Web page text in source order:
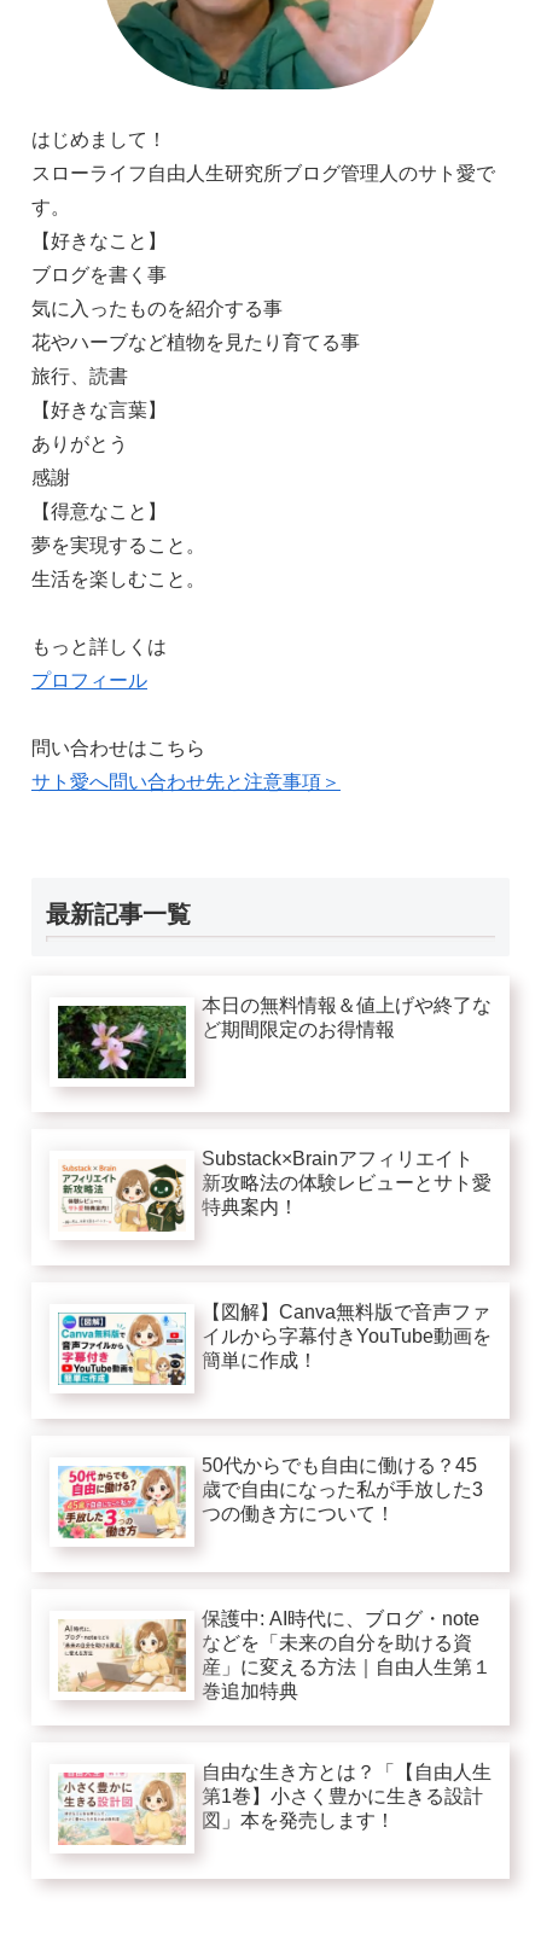
はじめまして！
スローライフ自由人生研究所ブログ管理人のサト愛で
す。
【好きなこと】
ブログを書く事
気に入ったものを紹介する事
花やハーブなど植物を見たり育てる事
旅行、読書
【好きな言葉】
ありがとう
感謝
【得意なこと】
夢を実現すること。
生活を楽しむこと。
もっと詳しくは
プロフィール
問い合わせはこちら
サト愛へ問い合わせ先と注意事項＞
最新記事一覧
本日の無料情報＆値上げや終了な
ど期間限定のお得情報
Substack×Brainアフィリエイト
新攻略法の体験レビューとサト愛
特典案内！
【図解】Canva無料版で音声ファ
イルから字幕付きYouTube動画を
簡単に作成！
50代からでも自由に働ける？45
歳で自由になった私が手放した3
つの働き方について！
保護中: AI時代に、ブログ・note
などを「未来の自分を助ける資
産」に変える方法｜自由人生第１
巻追加特典
自由な生き方とは？「【自由人生
第1巻】小さく豊かに生きる設計
図」本を発売します！